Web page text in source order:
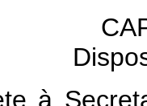
à